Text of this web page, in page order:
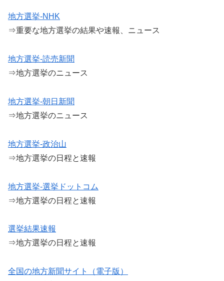
地方選挙-NHK
⇒重要な地方選挙の結果や速報、ニュース
地方選挙-読売新聞
⇒地方選挙のニュース
地方選挙-朝日新聞
⇒地方選挙のニュース
地方選挙-政治山
⇒地方選挙の日程と速報
地方選挙-選挙ドットコム
⇒地方選挙の日程と速報
選挙結果速報
⇒地方選挙の日程と速報
全国の地方新聞サイト（電子版）